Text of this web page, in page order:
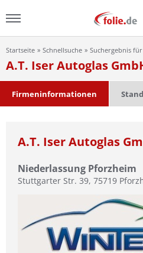
Menu
Home
Ratgeber
FAQ
Startseite Schnellsuche Suchergebnis
A.T. Iser Autoglas
Firmeninformationen
A.T. Iser Autoglas
Niederlassung Pforzheim
Stuttgarter Str. 39, 75719